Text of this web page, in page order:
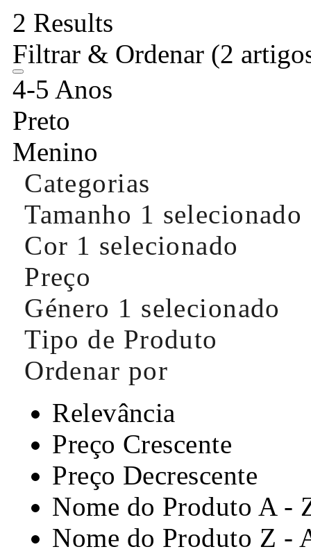
2 Results
Filtrar & Ordenar (2
4-5 Anos
Preto
Menino
Categorias
Tamanho 1 selecionado
Cor 1 selecionado
Preço
Género 1 selecionado
Tipo de Produto
Ordenar por
Relevância
Preço Crescente
Preço Decrescente
Nome do Produto A -
Nome do Produto Z -